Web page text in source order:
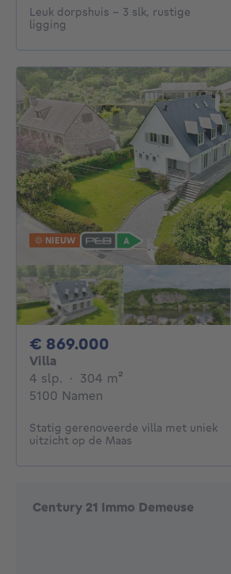
Leuk dorpshuis - 3 slk, rustige
ligging
NIEUW
€ 869.000
Villa
4 slp. 4 slaapkamers
· 304 m²
5100 Namen
Statig gerenoveerde villa met uniek
uitzicht op de Maas
Century 21 Immo Demeuse